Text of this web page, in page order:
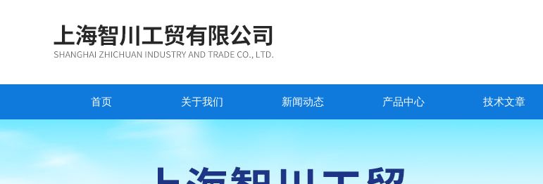
首页 关于我们 新闻动态 产品中心 技术文章